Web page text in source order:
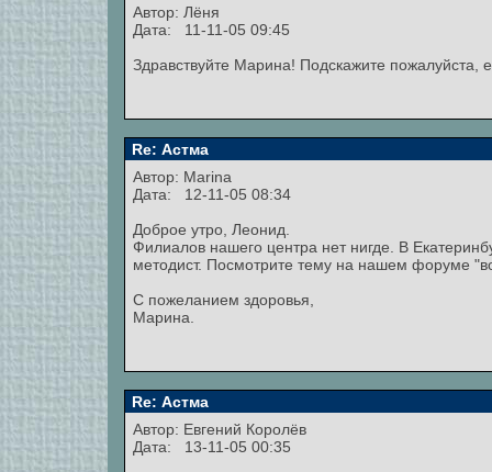
Автор: Лёня
Дата: 11-11-05 09:45
Здравствуйте Марина! Подскажите
Re: Астма
Автор: Marina
Дата: 12-11-05 08:34
Доброе утро, Леонид.
Филиалов нашего центра нет нигде. В
методист. Посмотрите тему на нашем форуме
С пожеланием здоровья,
Марина.
Re: Астма
Автор: Евгений Королёв
Дата: 13-11-05 00:35